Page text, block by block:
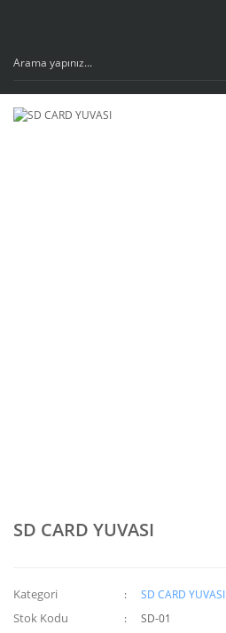
SD CARD YUVASI
Kategori SD CARD YUVASI
Stok Kodu SD-01